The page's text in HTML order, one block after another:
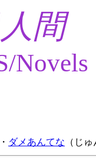
間
Novels
ダメあんてな （じ